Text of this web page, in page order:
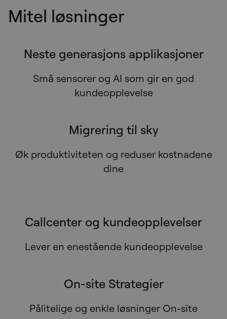
Mitel løsninger
Neste generasjons applikasjoner
Små sensorer og AI som gir en god
kundeopplevelse
Migrering til sky
Øk produktiviteten og reduser kostnadene
dine
Callcenter og kundeopplevelser
Lever en enestående kundeopplevelse
On-site Strategier
Pålitelige og enkle løsninger On-site